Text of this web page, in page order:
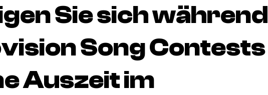
Sie sich während
Song Contests
Auszeit im